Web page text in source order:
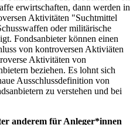
erwirtschaften, dann werden in
Aktivitäten "Suchtmittel
oder militärische
Fondsanbieter können einen
von kontroversen Aktiviäten
Aktivitäten von
beziehen. Es lohnt sich
Ausschlussdefinition von
zu verstehen und bei
anderem für Anleger*innen